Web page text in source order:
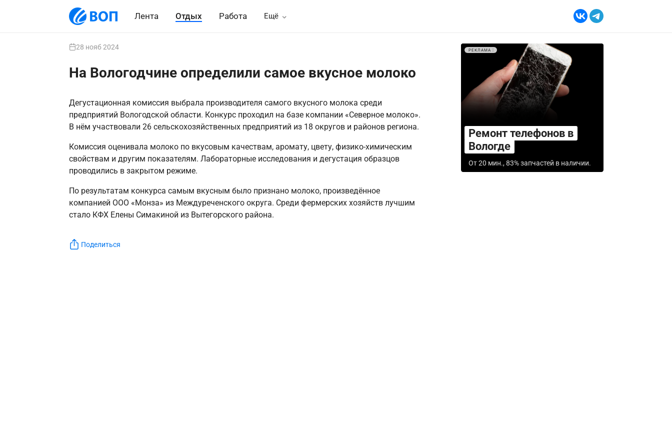
Лента Отдых Работа Ещё
28 нояб 2024
На Вологодчине определили самое вкусное молоко
Дегустационная комиссия выбрала производителя самого вкусного молока среди
предприятий Вологодской области. Конкурс проходил на базе компании «Северное молоко».
В нём участвовали 26 сельскохозяйственных предприятий из 18 округов и районов региона.
Комиссия оценивала молоко по вкусовым качествам, аромату, цвету, физико-химическим
свойствам и другим показателям. Лабораторные исследования и дегустация образцов
проводились в закрытом режиме.
По результатам конкурса самым вкусным было признано молоко, произведённое
компанией ООО «Монза» из Междуреченского округа. Среди фермерских хозяйств лучшим
стало КФХ Елены Симакиной из Вытегорского района.
Поделиться
РЕКЛАМА
Ремонт телефонов в
Вологде
От 20 мин., 83% запчастей в наличии.